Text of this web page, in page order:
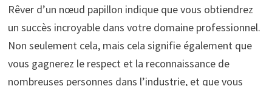
Rêver d’un nœud papillon indique que vous obtiendrez
un succès incroyable dans votre domaine professionnel.
Non seulement cela, mais cela signifie également que
vous gagnerez le respect et la reconnaissance de
nombreuses personnes dans l’industrie, et que vous